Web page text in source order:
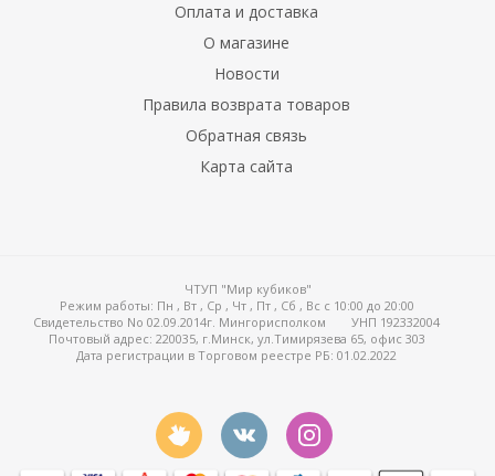
Оплата и доставка
О магазине
Новости
Правила возврата товаров
Обратная связь
Карта сайта
ЧТУП "Мир кубиков"
Режим работы: Пн , Вт , Ср , Чт , Пт , Сб , Вс c 10:00 до 20:00
Свидетельство No 02.09.2014г. Мингорисполком
УНП 192332004
Почтовый адрес: 220035, г.Минск, ул.Тимирязева 65, офис 303
Дата регистрации в Торговом реестре РБ: 01.02.2022